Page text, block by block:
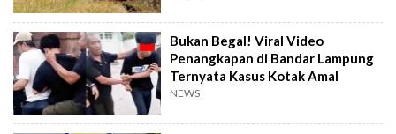
Bukan Begal! Viral Video
Penangkapan di Bandar Lampung
Ternyata Kasus Kotak Amal
NEWS